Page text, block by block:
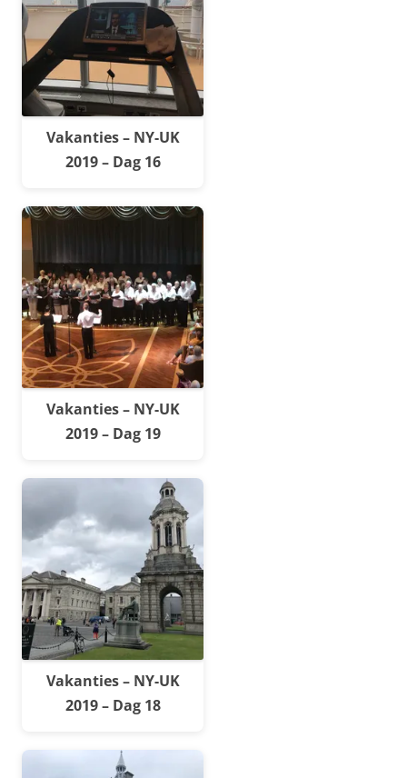
Vakanties – NY-UK
2019 – Dag 16
Vakanties – NY-UK
2019 – Dag 19
Vakanties – NY-UK
2019 – Dag 18